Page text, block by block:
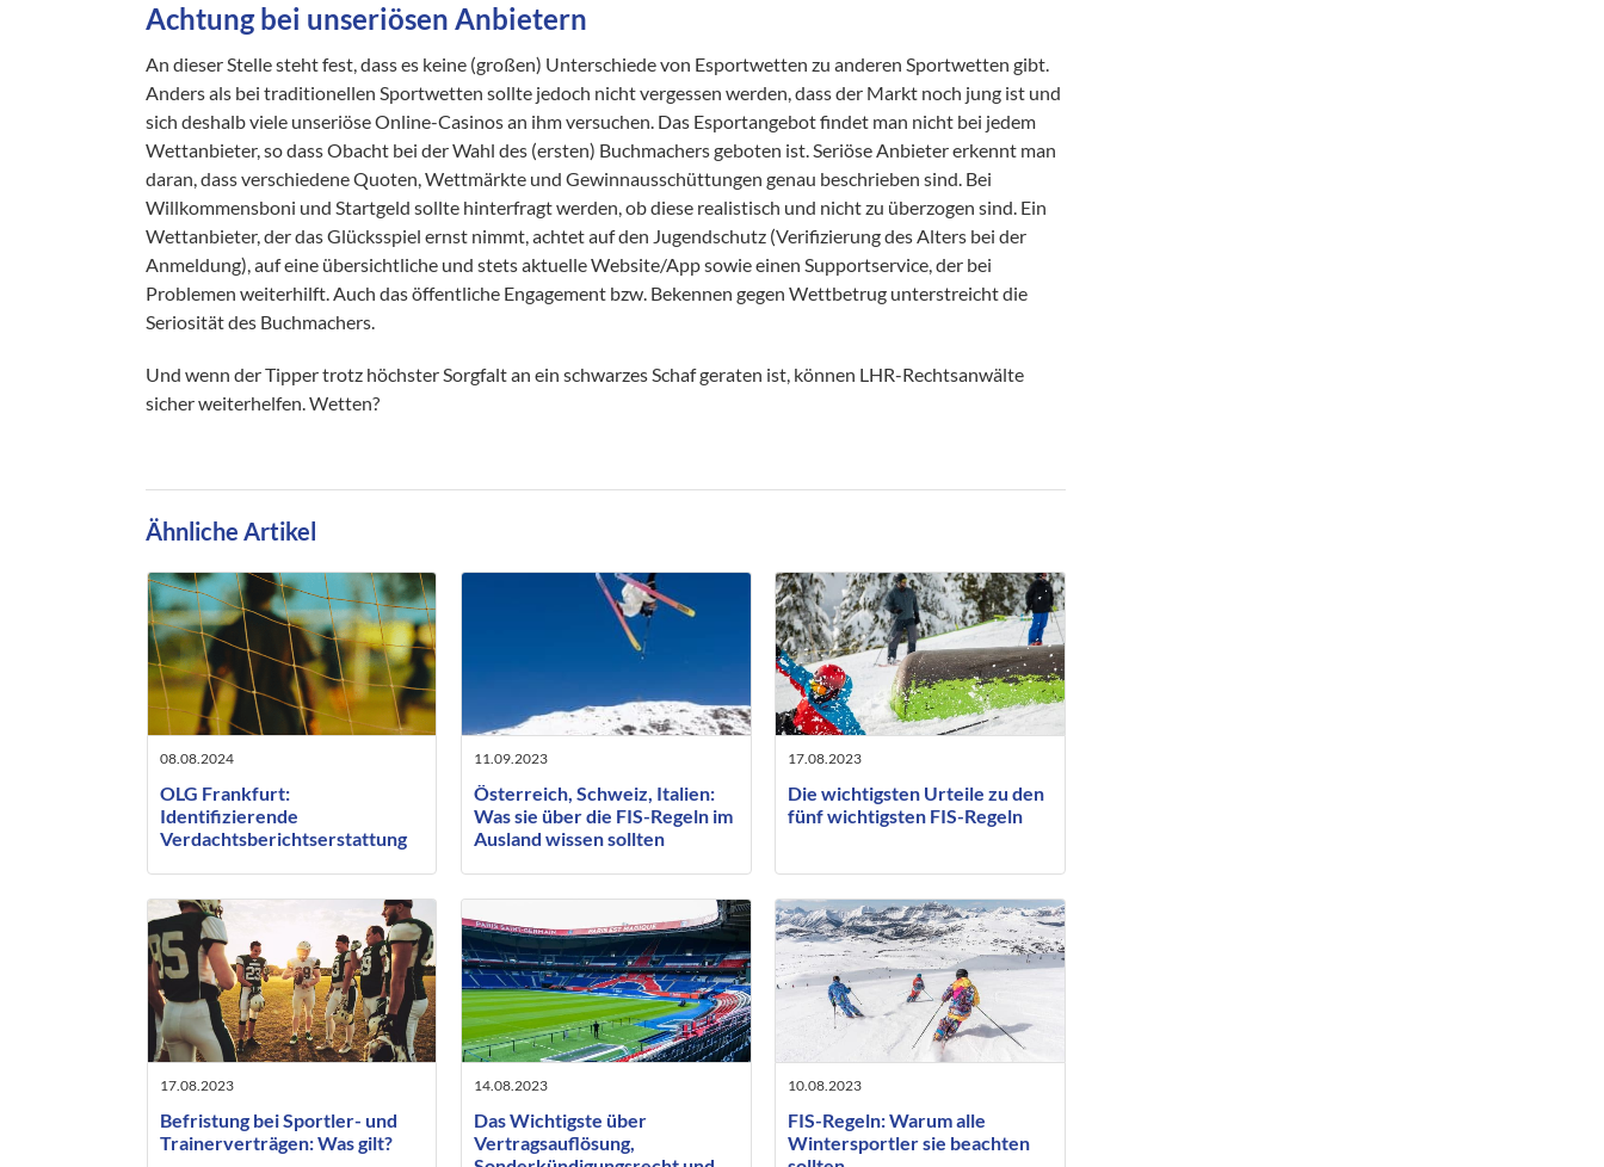
Achtung bei unseriösen Anbietern
An dieser Stelle steht fest, dass es keine (großen) Unterschiede von Esportwetten zu anderen Sportwetten gibt.
Anders als bei traditionellen Sportwetten sollte jedoch nicht vergessen werden, dass der Markt noch jung ist und
sich deshalb viele unseriöse Online-Casinos an ihm versuchen. Das Esportangebot findet man nicht bei jedem
Wettanbieter, so dass Obacht bei der Wahl des (ersten) Buchmachers geboten ist. Seriöse Anbieter erkennt man
daran, dass verschiedene Quoten, Wettmärkte und Gewinnausschüttungen genau beschrieben sind. Bei
Willkommensboni und Startgeld sollte hinterfragt werden, ob diese realistisch und nicht zu überzogen sind. Ein
Wettanbieter, der das Glücksspiel ernst nimmt, achtet auf den Jugendschutz (Verifizierung des Alters bei der
Anmeldung), auf eine übersichtliche und stets aktuelle Website/App sowie einen Supportservice, der bei
Problemen weiterhilft. Auch das öffentliche Engagement bzw. Bekennen gegen Wettbetrug unterstreicht die
Seriosität des Buchmachers.
Und wenn der Tipper trotz höchster Sorgfalt an ein schwarzes Schaf geraten ist, können LHR-Rechtsanwälte
sicher weiterhelfen. Wetten?
Ähnliche Artikel
08.08.2024
OLG Frankfurt:
Identifizierende
Verdachtsberichtserstattung
Betroffenen
11.09.2023
Österreich, Schweiz, Italien:
Was sie über die FIS-Regeln im
Ausland wissen sollten
17.08.2023
Die wichtigsten Urteile zu den
fünf wichtigsten FIS-Regeln
17.08.2023
Befristung bei Sportler- und
Trainerverträgen: Was gilt?
14.08.2023
Das Wichtigste über
Vertragsauflösung,
10.08.2023
FIS-Regeln: Warum alle
Wintersportler sie beachten